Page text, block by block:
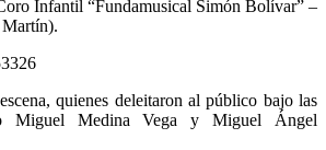
Infantil “Fundamusical Simón Bolívar” –
quienes deleitaron al público bajo las
Miguel Medina Vega y Miguel Ángel